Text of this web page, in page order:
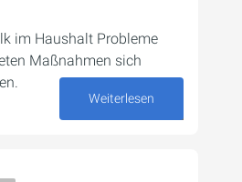
im Haushalt Probleme
Maßnahmen sich
Weiterlesen